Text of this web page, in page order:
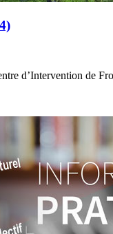
d’Intervention de